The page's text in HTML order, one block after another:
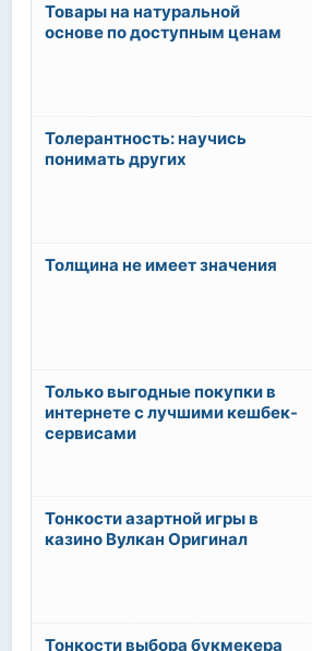
Товары на натуральной
основе по доступным ценам
Толерантность: научись
понимать других
Толщина не имеет значения
Только выгодные покупки в
интернете с лучшими кешбек-
сервисами
Тонкости азартной игры в
казино Вулкан Оригинал
Тонкости выбора букмекера